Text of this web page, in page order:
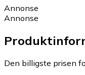
Annonse
Annonse
Den billigste prisen